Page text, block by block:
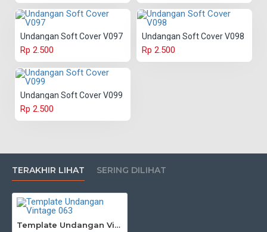
Undangan Soft Cover V097
Rp 2.500
Undangan Soft Cover V098
Rp 2.500
Undangan Soft Cover V099
Rp 2.500
TERAKHIR LIHAT SERING DILIHAT
Template Undangan Vintage 063